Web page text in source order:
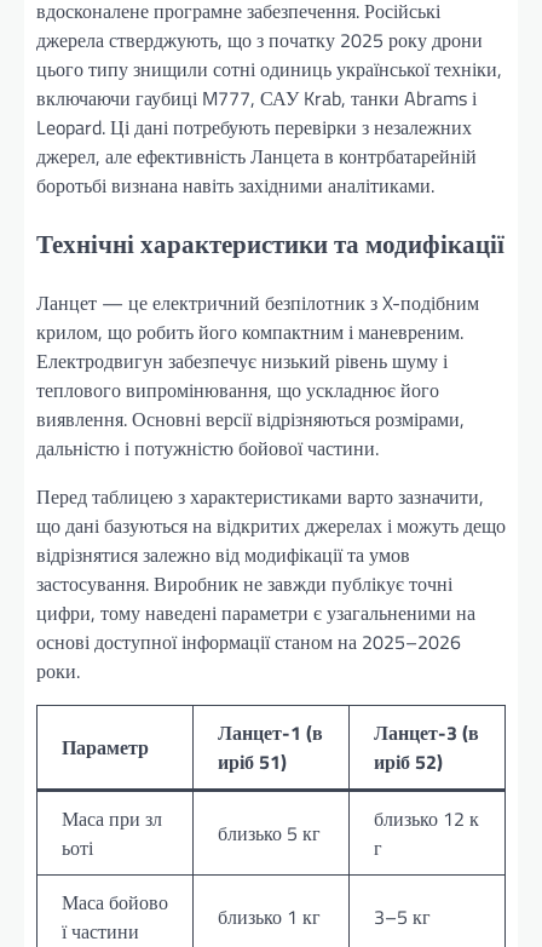
вдосконалене програмне забезпечення. Російські
джерела стверджують, що з початку 2025 року дрони
цього типу знищили сотні одиниць української техніки,
включаючи гаубиці M777, САУ Krab, танки Abrams і
Leopard. Ці дані потребують перевірки з незалежних
джерел, але ефективність Ланцета в контрбатарейній
боротьбі визнана навіть західними аналітиками.
Технічні характеристики та модифікації
Ланцет — це електричний безпілотник з X-подібним
крилом, що робить його компактним і маневреним.
Електродвигун забезпечує низький рівень шуму і
теплового випромінювання, що ускладнює його
виявлення. Основні версії відрізняються розмірами,
дальністю і потужністю бойової частини.
Перед таблицею з характеристиками варто зазначити,
що дані базуються на відкритих джерелах і можуть дещо
відрізнятися залежно від модифікації та умов
застосування. Виробник не завжди публікує точні
цифри, тому наведені параметри є узагальненими на
основі доступної інформації станом на 2025–2026
роки.
Параметр
Ланцет-1 (в
иріб 51)
Ланцет-3 (в
иріб 52)
Маса при зл
ьоті
близько 5 кг
близько 12 к
г
Маса бойово
ї частини
близько 1 кг 3–5 кг